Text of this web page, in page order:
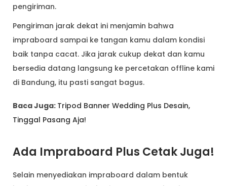
pengiriman.
Pengiriman jarak dekat ini menjamin bahwa
impraboard sampai ke tangan kamu dalam kondisi
baik tanpa cacat. Jika jarak cukup dekat dan kamu
bersedia datang langsung ke percetakan offline kami
di Bandung, itu pasti sangat bagus.
Baca Juga: Tripod Banner Wedding Plus Desain,
Tinggal Pasang Aja!
Ada Impraboard Plus Cetak Juga!
Selain menyediakan impraboard dalam bentuk